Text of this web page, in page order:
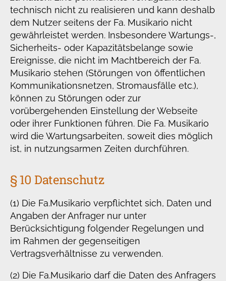
technisch nicht zu realisieren und kann deshalb
dem Nutzer seitens der Fa. Musikario nicht
gewährleistet werden. Insbesondere Wartungs-,
Sicherheits- oder Kapazitätsbelange sowie
Ereignisse, die nicht im Machtbereich der Fa.
Musikario stehen (Störungen von öffentlichen
Kommunikationsnetzen, Stromausfälle etc.),
können zu Störungen oder zur
vorübergehenden Einstellung der Webseite
oder ihrer Funktionen führen. Die Fa. Musikario
wird die Wartungsarbeiten, soweit dies möglich
ist, in nutzungsarmen Zeiten durchführen.
§ 10 Datenschutz
(1) Die Fa.Musikario verpflichtet sich, Daten und
Angaben der Anfrager nur unter
Berücksichtigung folgender Regelungen und
im Rahmen der gegenseitigen
Vertragsverhältnisse zu verwenden.
(2) Die Fa.Musikario darf die Daten des Anfragers